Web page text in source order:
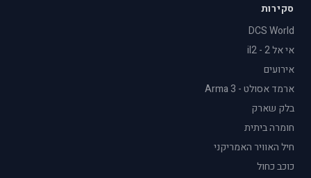
סקירות
DCS World
אי אל 2 - il2
אירועים
ארמד אסולט - Arma 3
בלק שארק
חומרה ביתית
חיל האוויר האמריקני
כוכב כחול